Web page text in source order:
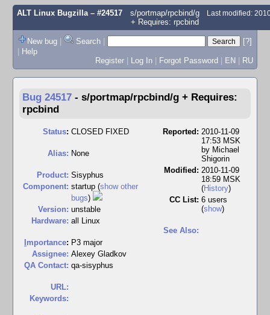
ALT Linux Bugzilla– #24517
s/portmap/rpcbind/g
+ Requires: rpcbind
Last modified:
New bug | Search |
[?]
| Help
Register | Log In | Forgot Password | EN | RU
Bug 24517 - s/portmap/rpcbind/g + Requires:
rpcbind
Status: CLOSED FIXED
Alias: None
Product: Sisyphus
Component: startup (show other
bugs)
Version: unstable
Hardware: all Linux
mportance: P3 major
Assignee: Alexey Gladkov
QA Contact: qa-sisyphus
URL:
Keywords:
Reported: 2010-11-09
17:53 MSK
by Michael
Shigorin
Modified: 2010-11-09
18:59 MSK
(History)
CC List: 6 users
(show)
See Also: